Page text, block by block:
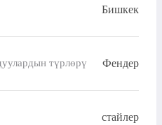
Бишкек
түрлөрү Фендер
стайлер